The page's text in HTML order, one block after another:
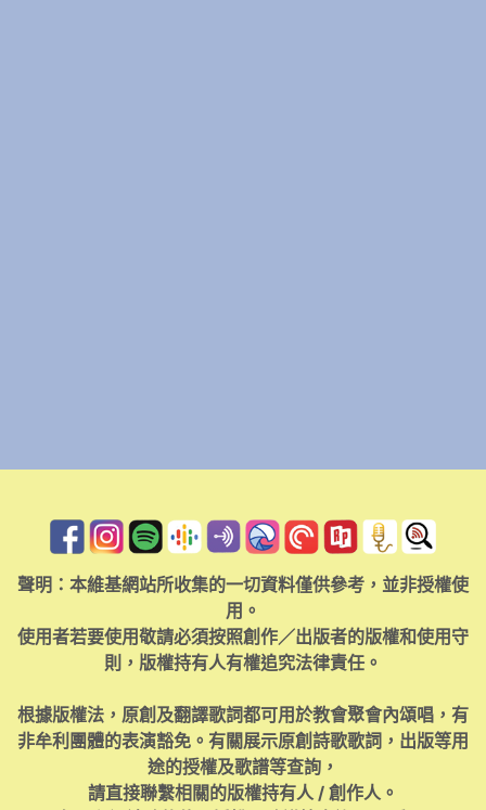
聲明：本維基網站所收集的一切資料僅供參考，並非授權使
用。
使用者若要使用敬請必須按照創作／出版者的版權和使用守
則，版權持有人有權追究法律責任。
根據版權法，原創及翻譯歌詞都可用於教會聚會內頌唱，有
非牟利團體的表演豁免。有關展示原創詩歌歌詞，出版等用
途的授權及歌譜等查詢，
請直接聯繫相關的版權持有人 / 創作人。